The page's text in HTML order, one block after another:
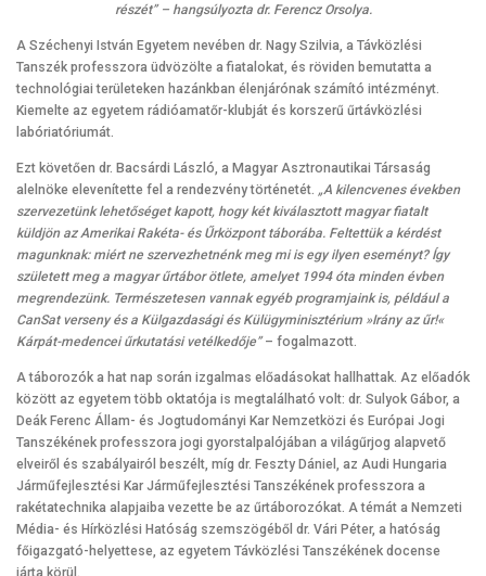
részét” – hangsúlyozta dr. Ferencz Orsolya.
A Széchenyi István Egyetem nevében dr. Nagy Szilvia, a Távközlési
Tanszék professzora üdvözölte a fiatalokat, és röviden bemutatta a
technológiai területeken hazánkban élenjárónak számító intézményt.
Kiemelte az egyetem rádióamatőr-klubját és korszerű űrtávközlési
labóriatóriumát.
Ezt követően dr. Bacsárdi László, a Magyar Asztronautikai Társaság
alelnöke elevenítette fel a rendezvény történetét. „A kilencvenes években
szervezetünk lehetőséget kapott, hogy két kiválasztott magyar fiatalt
küldjön az Amerikai Rakéta- és Űrközpont táborába. Feltettük a kérdést
magunknak: miért ne szervezhetnénk meg mi is egy ilyen eseményt? Így
született meg a magyar űrtábor ötlete, amelyet 1994 óta minden évben
megrendezünk. Természetesen vannak egyéb programjaink is, például a
CanSat verseny és a Külgazdasági és Külügyminisztérium »Irány az űr!«
Kárpát-medencei űrkutatási vetélkedője”– fogalmazott.
A táborozók a hat nap során izgalmas előadásokat hallhattak. Az előadók
között az egyetem több oktatója is megtalálható volt: dr. Sulyok Gábor, a
Deák Ferenc Állam- és Jogtudományi Kar Nemzetközi és Európai Jogi
Tanszékének professzora jogi gyorstalpalójában a világűrjog alapvető
elveiről és szabályairól beszélt, míg dr. Feszty Dániel, az Audi Hungaria
Járműfejlesztési Kar Járműfejlesztési Tanszékének professzora a
rakétatechnika alapjaiba vezette be az űrtáborozókat. A témát a Nemzeti
Média- és Hírközlési Hatóság szemszögéből dr. Vári Péter, a hatóság
főigazgató-helyettese, az egyetem Távközlési Tanszékének docense